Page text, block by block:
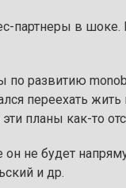
партнеры в шоке.
развитию
переехать
планы как-то
не будет
и др.